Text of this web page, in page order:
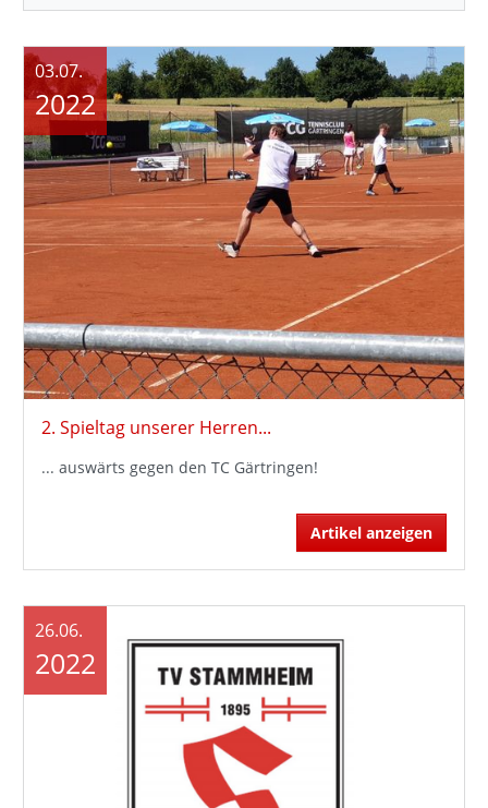
2. Spieltag unserer Herren...
... auswärts gegen den TC Gärtringen!
Artikel anzeigen
03.07.
2022
26.06.
2022